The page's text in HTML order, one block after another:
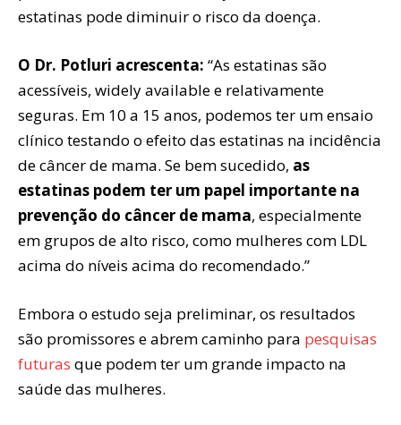
estatinas pode diminuir o risco da doença.
O Dr. Potluri acrescenta: “As estatinas são
acessíveis, widely available e relativamente
seguras. Em 10 a 15 anos, podemos ter um ensaio
clínico testando o efeito das estatinas na incidência
de câncer de mama. Se bem sucedido, as
estatinas podem ter um papel importante na
prevenção do câncer de mama, especialmente
em grupos de alto risco, como mulheres com LDL
acima do níveis acima do recomendado.”
Embora o estudo seja preliminar, os resultados
são promissores e abrem caminho para pesquisas
futuras que podem ter um grande impacto na
saúde das mulheres.